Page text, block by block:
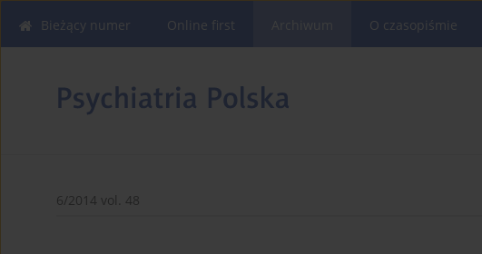
Bieżący numer Online first O czasopiśmie
6/2014 vol. 48